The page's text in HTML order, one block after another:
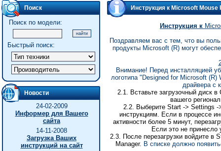
Поиск
Поиск по модели:
Быстрый поиск:
Новости
24-02-2009
Информер для Вашего
сайта
14-11-2008
Загрузка Ваших
инструкций на сайт
Инструкция к Microsoft Mouse
Инструкция к
Поздравляем вас с тем, что вы
продукты Microsoft (R) могут
Внимание! Перед инсталляцией
логотипа "Designed for Microsoft (R)
драйвера с
2.1. Вставьте загрузочный диск
вашего
2.2. Выберите Start -> Settings -
инструкциям. Если в процессе
активности более 5 минут,
Если это не принесло
2.3. После перезагрузки войдите в
Manager. В списке должно